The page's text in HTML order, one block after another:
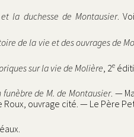
la duchesse de Montausier.
de la vie et des ouvrages de
sur la vie de Molière, 2e
funèbre de M. de Montausier. —
Roux, ouvrage cité. — Le Père